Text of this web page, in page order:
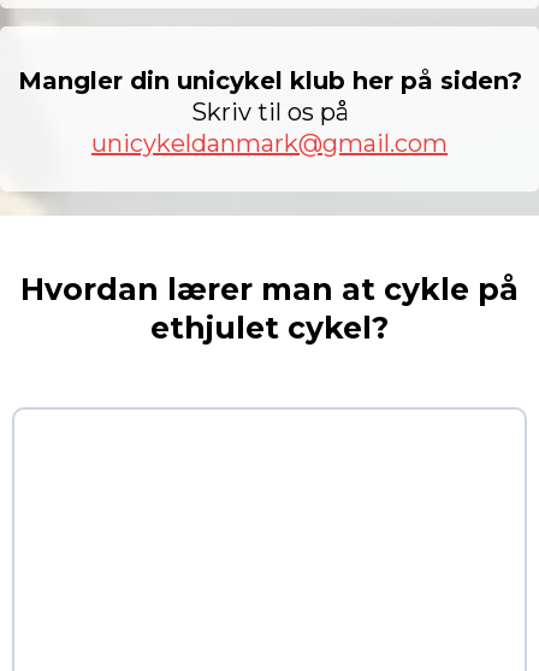
Mangler din unicykel klub her på siden?
Skriv til os på
unicykeldanmark@gmail.com
Hvordan lærer man at cykle på
ethjulet cykel?